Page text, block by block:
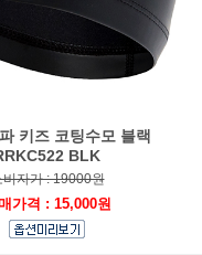
키즈 코팅수모 블랙
BLK
비자가 : 19000원
가격 : 15,000원